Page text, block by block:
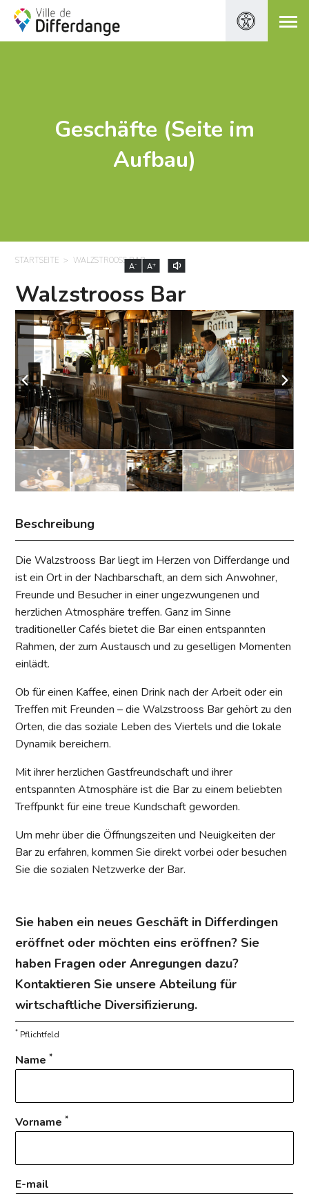
Geschäfte (Seite im
Aufbau)
STARTSEITE WALZSTROOSS BAR
A- A+
Walzstrooss Bar
Beschreibung
Die Walzstrooss Bar liegt im Herzen von Differdange und
ist ein Ort in der Nachbarschaft, an dem sich Anwohner,
Freunde und Besucher in einer ungezwungenen und
herzlichen Atmosphäre treffen. Ganz im Sinne
traditioneller Cafés bietet die Bar einen entspannten
Rahmen, der zum Austausch und zu geselligen Momenten
einlädt.
Ob für einen Kaffee, einen Drink nach der Arbeit oder ein
Treffen mit Freunden – die Walzstrooss Bar gehört zu den
Orten, die das soziale Leben des Viertels und die lokale
Dynamik bereichern.
Mit ihrer herzlichen Gastfreundschaft und ihrer
entspannten Atmosphäre ist die Bar zu einem beliebten
Treffpunkt für eine treue Kundschaft geworden.
Um mehr über die Öffnungszeiten und Neuigkeiten der
Bar zu erfahren, kommen Sie direkt vorbei oder besuchen
Sie die sozialen Netzwerke der Bar.
Sie haben ein neues Geschäft in Differdingen
eröffnet oder möchten eins eröffnen? Sie
haben Fragen oder Anregungen dazu?
Kontaktieren Sie unsere Abteilung für
wirtschaftliche Diversifizierung.
* Pflichtfeld
Name*
Vorname*
E-mail